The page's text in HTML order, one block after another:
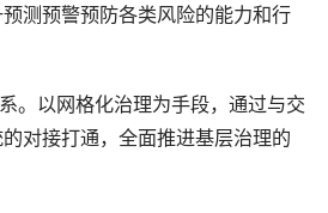
测预警预防各类风险的能力和行
。以网格化治理为手段，通过与交
对接打通，全面推进基层治理的